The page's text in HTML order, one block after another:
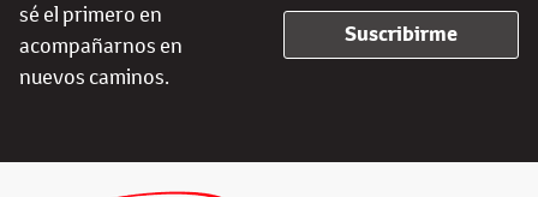
sé el primero en
acompañarnos en
nuevos caminos.
Suscribirme